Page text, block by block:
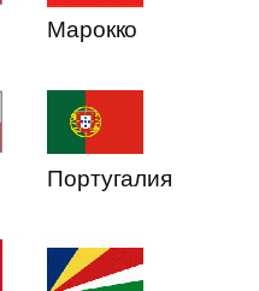
Марокко
Португалия